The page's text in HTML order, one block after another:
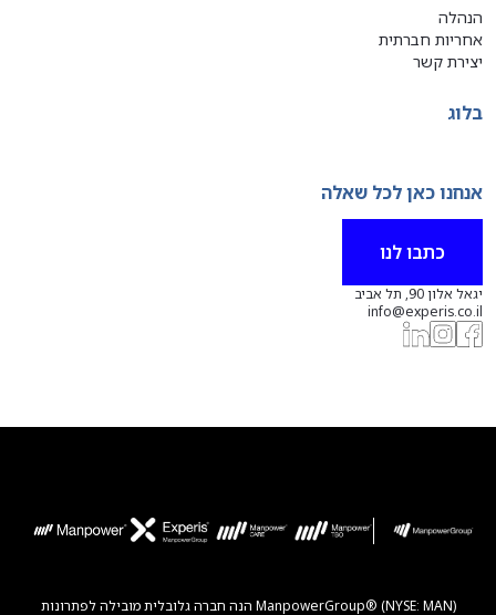
הנהלה
אחריות חברתית
יצירת קשר
בלוג
אנחנו כאן לכל שאלה
כתבו לנו
יגאל אלון 90, תל אביב
info@experis.co.il
ManpowerGroup® (NYSE: MAN) הנה חברה גלובלית מובילה לפתרונות